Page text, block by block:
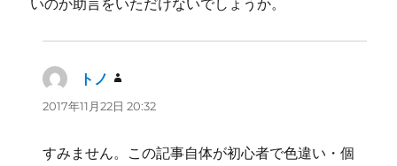
いのか助言をいただけないでしょうか。
トノ
り:
2017年11月22日 20:32
すみません。この記事自体が初心者で色違い・個